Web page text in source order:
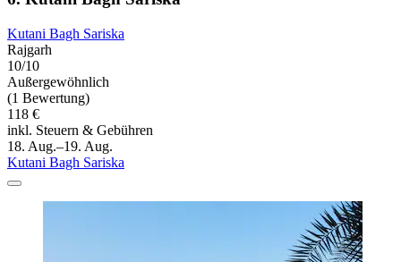
Kutani Bagh Sariska
Rajgarh
10/10
Außergewöhnlich
(1 Bewertung)
118 €
inkl. Steuern & Gebühren
18. Aug.–19. Aug.
Kutani Bagh Sariska